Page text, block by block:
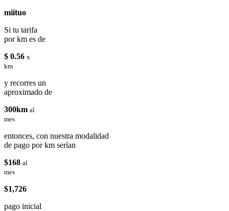
miituo
Si tu tarifa
por km es de
$ 0.56 x
km
y recorres un
aproximado de
300km al
mes
entonces, con nuestra modalidad
de pago por km serían
$168 al
mes
$1,726
pago inicial